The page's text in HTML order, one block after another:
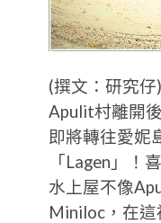
(撰文：研究
Apulit村離開
即將轉往愛妮
「Lagen」！
水上屋不像
Miniloc，在這